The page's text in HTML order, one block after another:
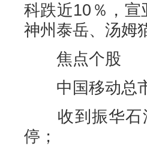
科跌近10％，
神州泰岳、汤姆
焦点个股
中国移动总市
收到振华石油
停；